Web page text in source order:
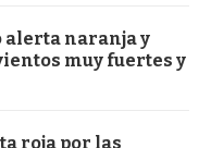
alerta naranja y
muy fuertes y
roja por las